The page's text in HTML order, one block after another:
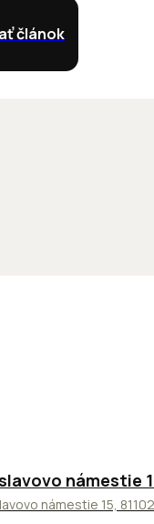
článok
námestie
námestie 15,